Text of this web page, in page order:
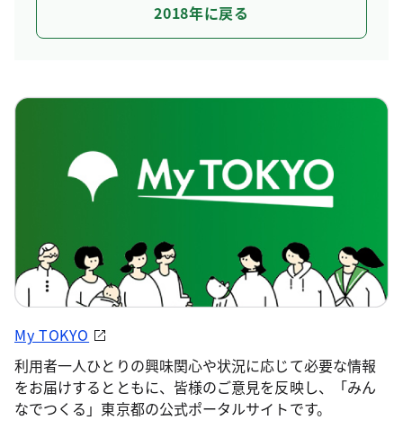
2018年に戻る
My TOKYO
利用者一人ひとりの興味関心や状況に応じて必要な情報
をお届けするとともに、皆様のご意見を反映し、「みん
なでつくる」東京都の公式ポータルサイトです。